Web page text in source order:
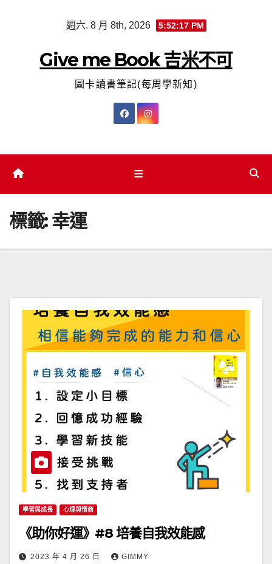
週六. 8 月 8th, 2026 5:52:18 PM
Give me Book 吉米不可
圖卡讀書筆記(每周學新知)
標籤:幸運
學習與成長 心理與情商
《助你好運》#8 培養自我效能感
2023 年 4 月 26 日 GIMMY